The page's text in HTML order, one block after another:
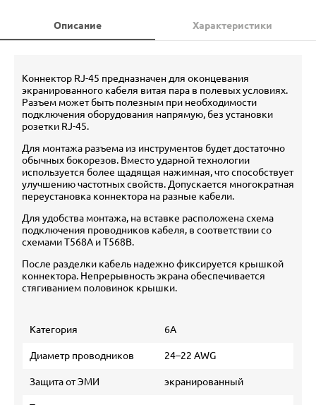
Описание Характеристики
Коннектор RJ-45 предназначен для оконцевания
экранированного кабеля витая пара в полевых условиях.
Разъем может быть полезным при необходимости
подключения оборудования напрямую, без установки
розетки RJ-45.
Для монтажа разъема из инструментов будет достаточно
обычных бокорезов. Вместо ударной технологии
используется более щадящая нажимная, что способствует
улучшению частотных свойств. Допускается многократная
переустановка коннектора на разные кабели.
Для удобства монтажа, на вставке расположена схема
подключения проводников кабеля, в соответствии со
схемами T568A и T568B.
После разделки кабель надежно фиксируется крышкой
коннектора. Непрерывность экрана обеспечивается
стягиванием половинок крышки.
Категория 6A
Диаметр проводников 24–22 AWG
Защита от ЭМИ экранированный